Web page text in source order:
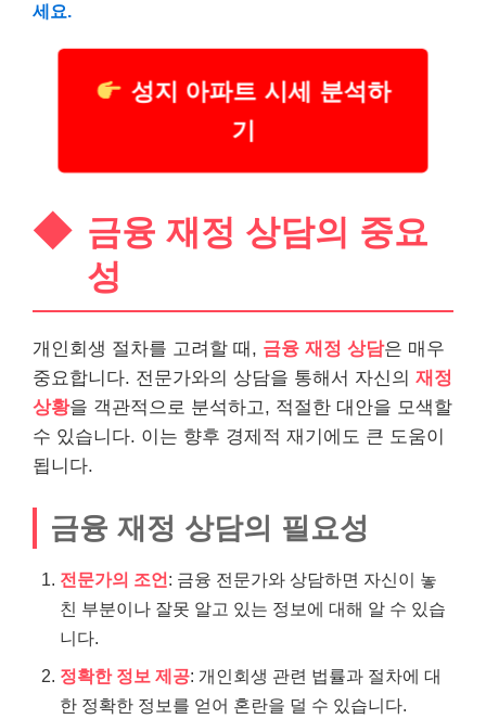
세요.
성지 아파트 시세 분석하
기
금융 재정 상담의 중요
성
개인회생 절차를 고려할 때, 금융 재정 상담은 매우
중요합니다. 전문가와의 상담을 통해서 자신의 재정
상황을 객관적으로 분석하고, 적절한 대안을 모색할
수 있습니다. 이는 향후 경제적 재기에도 큰 도움이
됩니다.
금융 재정 상담의 필요성
전문가의 조언: 금융 전문가와 상담하면 자신이 놓
친 부분이나 잘못 알고 있는 정보에 대해 알 수 있습
니다.
정확한 정보 제공: 개인회생 관련 법률과 절차에 대
한 정확한 정보를 얻어 혼란을 덜 수 있습니다.